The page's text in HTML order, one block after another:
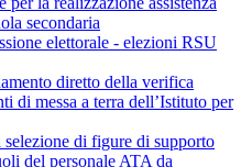
secondaria
elettorale - elezioni RSU
diretto della verifica
di messa a terra dell’Istituto per
di figure di supporto
del personale ATA da